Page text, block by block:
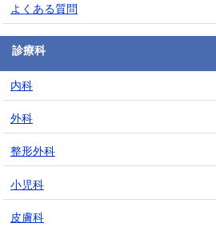
よくある質問
診療科
内科
外科
整形外科
小児科
皮膚科